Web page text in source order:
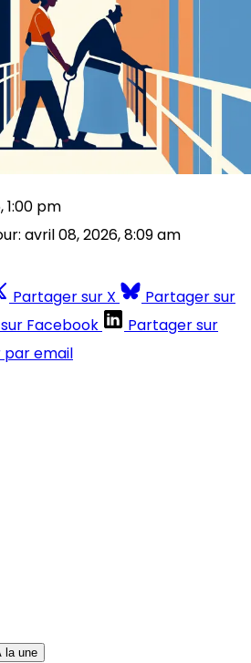
1:00 pm
avril 08, 2026, 8:09 am
Partager sur X
Partager sur
Facebook
Partager sur
par email
la une